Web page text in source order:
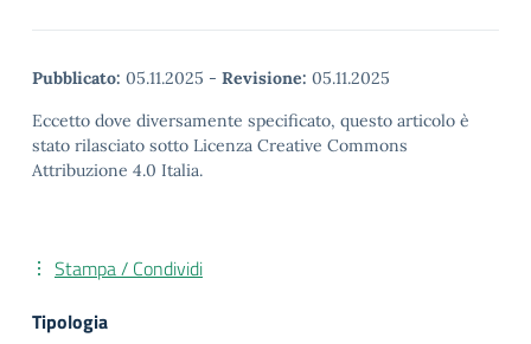
Pubblicato: 05.11.2025 - Revisione: 05.11.2025
Eccetto dove diversamente specificato, questo articolo è
stato rilasciato sotto Licenza Creative Commons
Attribuzione 4.0 Italia.
Stampa / Condividi
Tipologia